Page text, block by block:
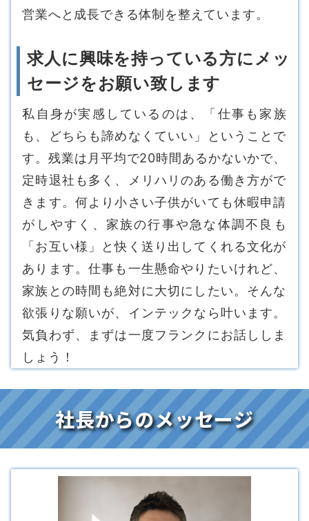
営業へと成長できる体制を整えています。
求人に興味を持っている方にメッ
セージをお願い致します
私自身が実感しているのは、「仕事も家族
も、どちらも諦めなくていい」ということで
す。残業は月平均で20時間あるかないかで、
定時退社も多く、メリハリのある働き方がで
きます。何より小さい子供がいても休暇申請
がしやすく、家族の行事や急な体調不良も
「お互い様」と快く送り出してくれる文化が
あります。仕事も一生懸命やりたいけれど、
家族との時間も絶対に大切にしたい。そんな
欲張りな願いが、インテックなら叶います。
気負わず、まずは一度フランクにお話ししま
しょう！
社長からのメッセージ